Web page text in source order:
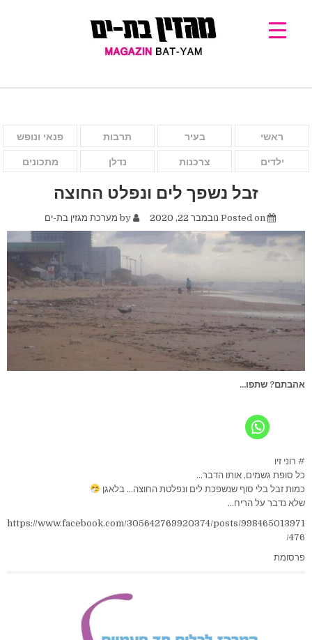
ראשי בעיר תרבות פנאי ונופש
ילדים צרכנות נדלן מתכונים
זבל נשפך לים ונפלט החוצה
נובמבר 22, 2020 מערכת מגזין בת-ים
אהבתם? שתפו...
# רוני זיו
כל סופת גשמים, אותו הדבר…
כמות זבל בלי סוף שנשפכת לים ונפלטת החוצה… בלאגן
שלא נדבר על הריח…
https://www.facebook.com/305642769920374/posts/998465013971
476/
פרסומת